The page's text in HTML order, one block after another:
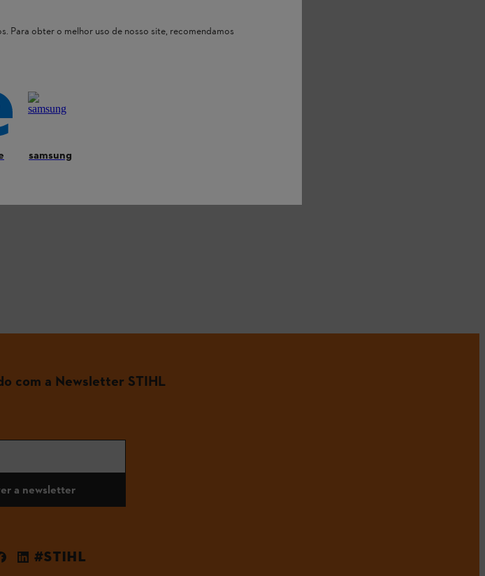
com a Newsletter STIHL
a newsletter
#STIHL
Para obter o melhor uso de nosso site, recomendamos
samsung